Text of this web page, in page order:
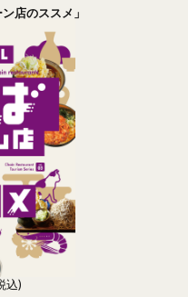
店のススメ」
込)